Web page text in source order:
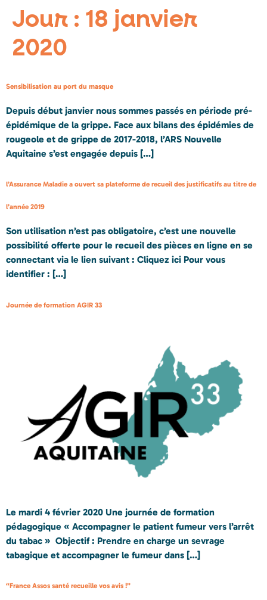
Jour : 18 janvier
2020
Sensibilisation au port du masque
Depuis début janvier nous sommes passés en période pré-
épidémique de la grippe. Face aux bilans des épidémies de
rougeole et de grippe de 2017-2018, l’ARS Nouvelle
Aquitaine s’est engagée depuis […]
l’Assurance Maladie a ouvert sa plateforme de recueil des justificatifs au titre de
l’année 2019
Son utilisation n’est pas obligatoire, c’est une nouvelle
possibilité offerte pour le recueil des pièces en ligne en se
connectant via le lien suivant : Cliquez ici Pour vous
identifier : […]
Journée de formation AGIR 33
Le mardi 4 février 2020 Une journée de formation
pédagogique « Accompagner le patient fumeur vers l’arrêt
du tabac » Objectif : Prendre en charge un sevrage
tabagique et accompagner le fumeur dans […]
“France Assos santé recueille vos avis !”